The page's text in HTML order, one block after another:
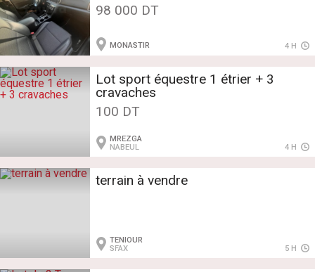
98 000 DT
MONASTIR 4 H
Lot sport équestre 1 étrier + 3
cravaches
100 DT
MREZGA
NABEUL
4 H
terrain à vendre
TENIOUR
SFAX
5 H